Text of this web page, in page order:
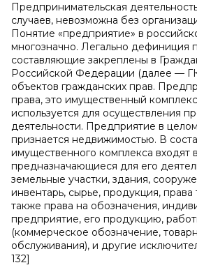
Предпринимательская
случаев, невозможна без
Понятие «предприятие» в
многозначно. Легально дефиниция
составляющие закреплены в
Российской Федерации (далее —
объектов гражданских прав.
права, это имущественный
используется для осуществления
деятельности. Предприятие в
признается недвижимостью. В
имущественного комплекса входят
предназначающиеся для его
земельные участки, здания,
инвентарь, сырье, продукция, права
также права на обозначения,
предприятие, его продукцию,
(коммерческое обозначение,
обслуживания), и другие
132]